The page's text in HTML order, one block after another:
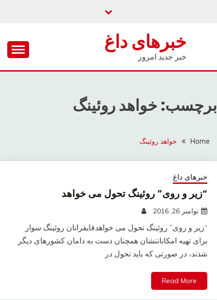
خبرهای داغ
خبر جدید امروز
برچسب: خواهد روئینگ
Home خواهد روئینگ
خبرهای داغ
“زیر و روی” روئینگ تحول می خواهد
نوامبر 26, 2016
“زیر و روی” روئینگ تحول می خواهدقایقرانان روئینگ سوار
برای تهیه امکانانتشان همچنان دست به دامان کشورهای دیگر
شدند، در صورتی که باید تحول در
Read More